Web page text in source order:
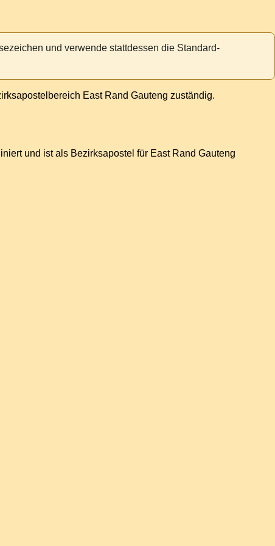
und verwende stattdessen die Standard-
East Rand Gauteng zuständig.
und ist als Bezirksapostel für East Rand Gauteng